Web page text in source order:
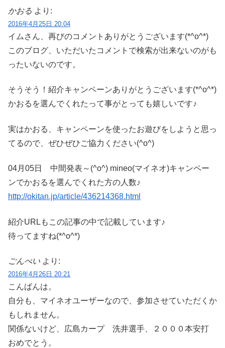
かおる より:
2016年4月25日 20:04
イムさん、再びのコメントありがとうございます(*^o^*)
このブログ、いただいたコメントで検索が出来ないのがも
ったいないのです。
そうそう！紹介キャンペーンありがとうございます(*^o^*)
かおるを選んでくれたって事がとっても嬉しいです♪
実はかおる、キャンペーンを使ったお遊びをしようと思っ
てるので、ぜひぜひご協力ください(^o^)
04月05日 中間発表～(^o^) mineo(マイネオ)キャンペー
ンでかおるを選んでくれた方の人数♪
http://okitan.jp/article/436214368.html
紹介URLもこの記事の中で記載しています♪
待ってますね(*^o^*)
ごんべい より:
2016年4月26日 20:21
こんばんは。
自分も、マイネオユーザーなので、参加させていただくか
もしれません。
関係ないけど、広島カープ 洗井選手、２０００本安打
おめでとう。